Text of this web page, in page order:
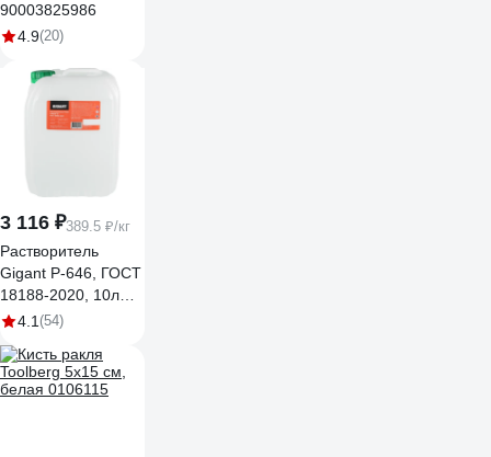
90003825986
4.9(20)
3 116 ₽389.5 ₽/кг
Растворитель
Gigant Р-646, ГОСТ
18188-2020, 10л
GR646-10
4.1 (54)